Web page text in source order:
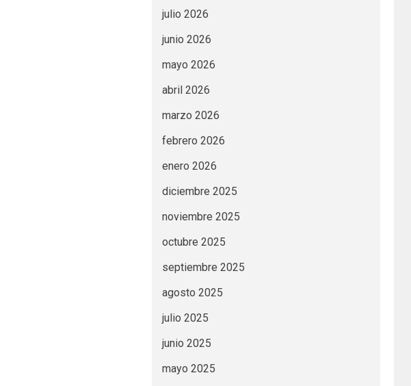
julio 2026
junio 2026
mayo 2026
abril 2026
marzo 2026
febrero 2026
enero 2026
diciembre 2025
noviembre 2025
octubre 2025
septiembre 2025
agosto 2025
julio 2025
junio 2025
mayo 2025